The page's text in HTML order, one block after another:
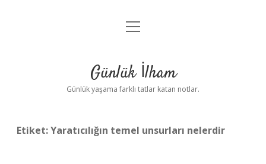
Anasayfa
Yasal Uyarı
menüyü
Günlük İlham
Günlük yaşama farklı tatlar katan notlar.
Etiket:Yaratıcılığın temel unsurları nelerdir